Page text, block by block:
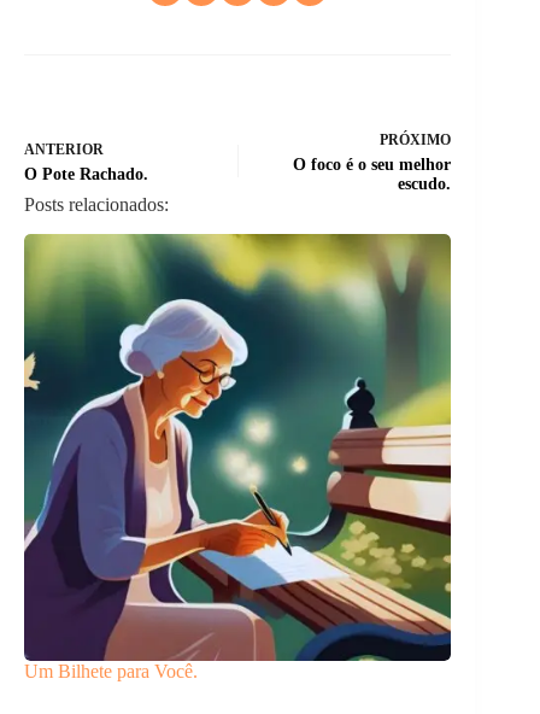
ANTERIOR
O Pote Rachado.
PRÓXIMO
O foco é o seu melhor
escudo.
Posts relacionados:
Um Bilhete para Você.